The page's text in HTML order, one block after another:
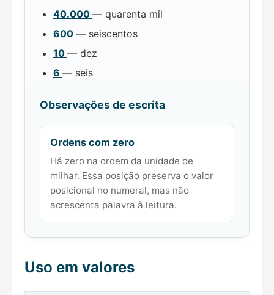
40.000 — quarenta mil
600 — seiscentos
10 — dez
6 — seis
Observações de escrita
Ordens com zero
Há zero na ordem da unidade de
milhar. Essa posição preserva o valor
posicional no numeral, mas não
acrescenta palavra à leitura.
Uso em valores